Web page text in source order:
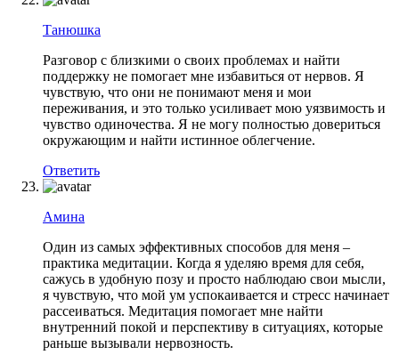
Танюшка
Разговор с близкими о своих проблемах и найти
поддержку не помогает мне избавиться от нервов. Я
чувствую, что они не понимают меня и мои
переживания, и это только усиливает мою уязвимость и
чувство одиночества. Я не могу полностью довериться
окружающим и найти истинное облегчение.
Ответить
Амина
Один из самых эффективных способов для меня –
практика медитации. Когда я уделяю время для себя,
сажусь в удобную позу и просто наблюдаю свои мысли,
я чувствую, что мой ум успокаивается и стресс начинает
рассеиваться. Медитация помогает мне найти
внутренний покой и перспективу в ситуациях, которые
раньше вызывали нервозность.